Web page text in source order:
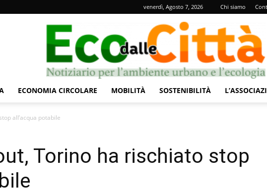
venerdì, Agosto 7, 2026 Chi siamo
ECONOMIA CIRCOLARE MOBILITÀ SOSTENIBILITÀ
all’acqua potabile
Torino ha rischiato stop